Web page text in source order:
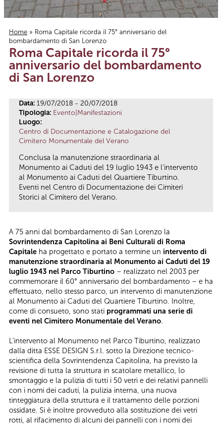
Tu sei qui
Home » Roma Capitale ricorda il 75° anniversario del
bombardamento di San Lorenzo
Roma Capitale ricorda il 75°
anniversario del bombardamento
di San Lorenzo
Data: 19/07/2018 - 20/07/2018
Tipologia: Evento|Manifestazioni
Luogo:
Centro di Documentazione e Catalogazione del
Cimitero Monumentale del Verano
Conclusa la manutenzione straordinaria al
Monumento ai Caduti del 19 luglio 1943 e l’intervento
al Monumento ai Caduti del Quartiere Tiburtino.
Eventi nel Centro di Documentazione dei Cimiteri
Storici al Cimitero del Verano.
A 75 anni dal bombardamento di San Lorenzo la
Sovrintendenza Capitolina ai Beni Culturali di Roma
Capitale ha progettato e portato a termine un intervento di
manutenzione straordinaria al Monumento ai Caduti del 19
luglio 1943 nel Parco Tiburtino – realizzato nel 2003 per
commemorare il 60° anniversario del bombardamento – e ha
effettuato, nello stesso parco, un intervento di manutenzione
al Monumento ai Caduti del Quartiere Tiburtino. Inoltre,
come di consueto, sono stati programmati una serie di
eventi nel Cimitero Monumentale del Verano.
L’intervento al Monumento nel Parco Tiburtino, realizzato
dalla ditta ESSE DESIGN S.r.l. sotto la Direzione tecnico-
scientifica della Sovrintendenza Capitolina, ha previsto la
revisione di tutta la struttura in scatolare metallico, lo
smontaggio e la pulizia di tutti i 50 vetri e dei relativi pannelli
con i nomi dei caduti, la pulizia interna, una nuova
tinteggiatura della struttura e il trattamento delle porzioni
ossidate. Si è inoltre provveduto alla sostituzione dei vetri
rotti, al rifacimento di alcuni dei pannelli con i nomi dei